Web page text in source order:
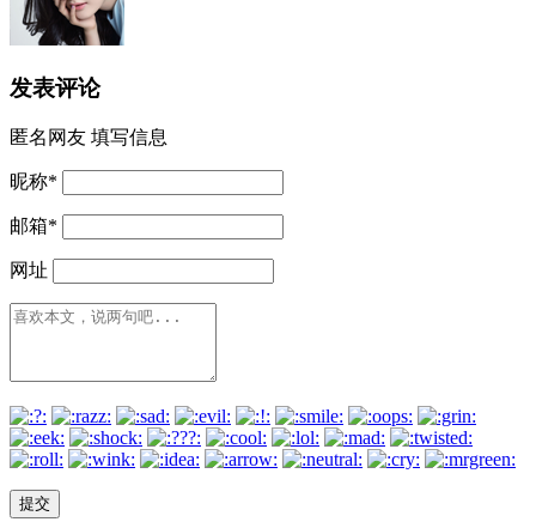
发表评论
匿名网友 填写信息
昵称*
邮箱*
网址